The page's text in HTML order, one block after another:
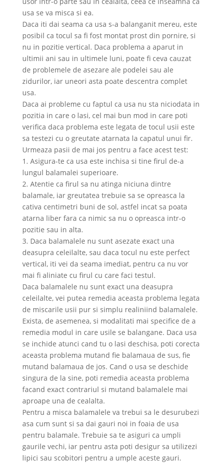
usa se va misca si ea.
Daca iti dai seama ca usa s-a balanganit mereu, este
posibil ca tocul sa fi fost montat prost din pornire, si
nu in pozitie vertical. Daca problema a aparut in
ultimii ani sau in ultimele luni, poate fi ceva cauzat
de problemele de asezare ale podelei sau ale
zidurilor, iar uneori asta poate descentra complet
usa.
Daca ai probleme cu faptul ca usa nu sta niciodata in
pozitia in care o lasi, cel mai bun mod in care poti
verifica daca problema este legata de tocul usii este
sa testezi cu o greutate atarnata la capatul unui fir.
Urmeaza pasii de mai jos pentru a face acest test:
1. Asigura-te ca usa este inchisa si tine firul de-a
lungul balamalei superioare.
2. Atentie ca firul sa nu atinga niciuna dintre
balamale, iar greutatea trebuie sa se opreasca la
cativa centimetri buni de sol, astfel incat sa poata
atarna liber fara ca nimic sa nu o opreasca intr-o
pozitie sau in alta.
3. Daca balamalele nu sunt asezate exact una
deasupra celeilalte, sau daca tocul nu este perfect
vertical, iti vei da seama imediat, pentru ca nu vor
mai fi aliniate cu firul cu care faci testul.
Daca balamalele nu sunt exact una deasupra
celeilalte, vei putea remedia aceasta problema legata
de miscarile usii pur si simplu realiniind balamalele.
Exista, de asemenea, si modalitati mai specifice de a
remedia modul in care usile se balangane. Daca usa
se inchide atunci cand tu o lasi deschisa, poti corecta
aceasta problema mutand fie balamaua de sus, fie
mutand balamaua de jos. Cand o usa se deschide
singura de la sine, poti remedia aceasta problema
facand exact contrariul si mutand balamalele mai
aproape una de cealalta.
Pentru a misca balamalele va trebui sa le desurubezi
asa cum sunt si sa dai gauri noi in foaia de usa
pentru balamale. Trebuie sa te asiguri ca umpli
gaurile vechi, iar pentru asta poti desigur sa utilizezi
lipici sau scobitori pentru a umple aceste gauri.